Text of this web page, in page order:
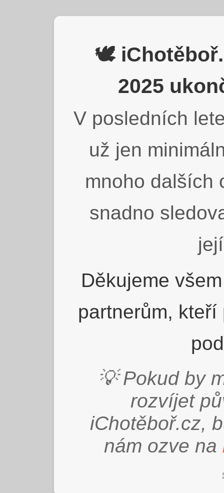
🕊️
2025
V posledních
už jen
mnoho dalších
snadno
Děkujeme
partnerům,
💡 Pokud by
rozvíjet
iChotěboř.cz,
nám ozve na